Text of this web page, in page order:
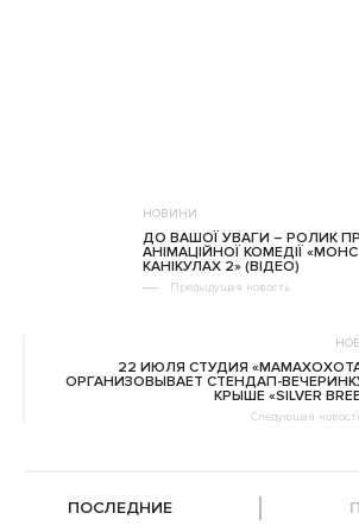
НОВИНИ
ДО ВАШОЇ УВАГИ – РОЛИК
АНІМАЦІЙНОЇ КОМЕДІЇ
КАНІКУЛАХ 2» (ВІДЕО)
Предыдущая новость
22 ИЮЛЯ СТУДИЯ
ОРГАНИЗОВЫВАЕТ СТЕНДАП-
КРЫШЕ «SILVER
Следующая
ПОСЛЕДНИЕ